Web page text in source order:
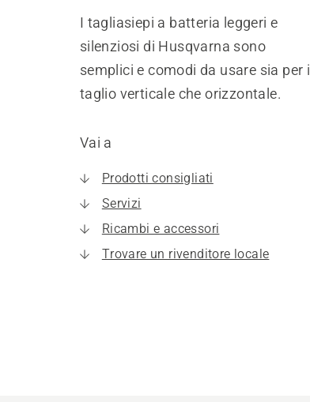
I tagliasiepi a batteria leggeri e
silenziosi di Husqvarna sono
semplici e comodi da usare sia per il
taglio verticale che orizzontale.
Vai a
Prodotti consigliati
Servizi
Ricambi e accessori
Trovare un rivenditore locale